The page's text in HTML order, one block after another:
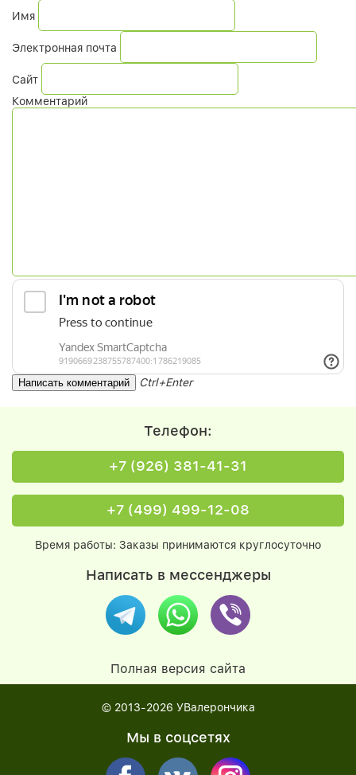
Имя
Электронная почта
Сайт
Комментарий
Ctrl+Enter
Телефон:
+7 (926) 381-41-31
+7 (499) 499-12-08
Время работы: Заказы принимаются круглосуточно
Написать в мессенджеры
Полная версия сайта
© 2013-2026 УВалерончика
Мы в соцсетях